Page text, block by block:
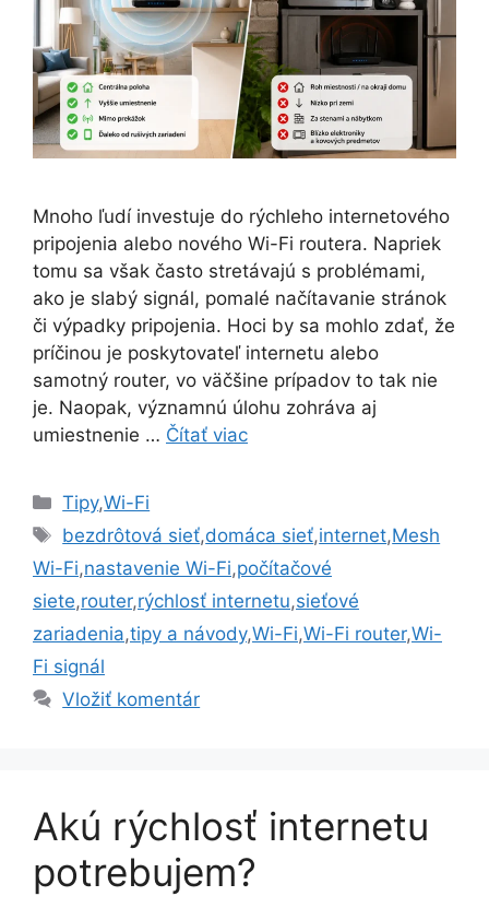
Mnoho ľudí investuje do rýchleho internetového
pripojenia alebo nového Wi-Fi routera. Napriek
tomu sa však často stretávajú s problémami,
ako je slabý signál, pomalé načítavanie stránok
či výpadky pripojenia. Hoci by sa mohlo zdať, že
príčinou je poskytovateľ internetu alebo
samotný router, vo väčšine prípadov to tak nie
je. Naopak, významnú úlohu zohráva aj
umiestnenie … Čítať viac
Kategórie
Tipy,Wi-Fi
Značky
bezdrôtová sieť,domáca sieť,internet,Mesh
Wi-Fi,nastavenie Wi-Fi,počítačové
siete,router,rýchlosť internetu,sieťové
zariadenia,tipy a návody,Wi-Fi,Wi-Fi router,Wi-
Fi signál
Vložiť komentár
Akú rýchlosť internetu
potrebujem?